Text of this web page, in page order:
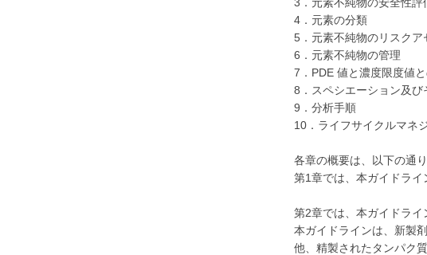
4．元素の分類
5．元素不純物のリスクア
6．元素不純物の管理
7．PDE 値と濃度限度値
8．スペシエーション及び
9．分析手順
10．ライフサイクルマネ
各章の概要は、以下の通り
第1章では、本ガイドライ
第2章では、本ガイドライ
本ガイドラインは、新製
他、精製されたタンパク